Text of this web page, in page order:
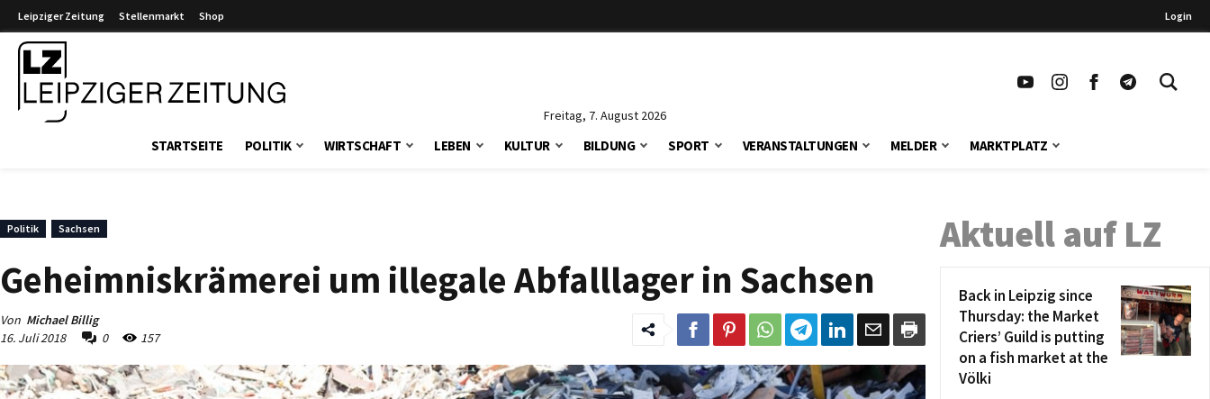
Leipziger Zeitung Stellenmarkt Shop Login
Freitag, 7. August 2026
STARTSEITE POLITIK WIRTSCHAFT LEBEN KULTUR BILDUNG SPORT VERANSTALTUNGEN MELDER MARKTPLATZ
Politik Sachsen
Geheimniskrämerei um illegale Abfalllager in Sachsen
Von Michael Billig
16. Juli 2018
0 157
Aktuell auf LZ
Back in Leipzig since
Thursday: the Market
Criers’ Guild is putting
on a fish market at the
Völki